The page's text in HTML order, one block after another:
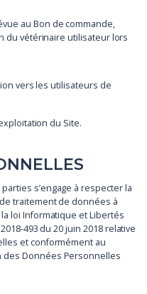
au Bon de commande,
du vétérinaire utilisateur lors
vers les utilisateurs de
du Site.
s’engage à respecter la
traitement de données à
loi Informatique et Libertés
493 du 20 juin 2018 relative
et conformément au
des Données Personnelles